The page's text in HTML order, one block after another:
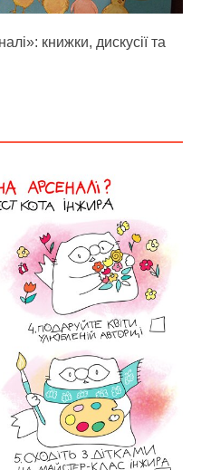
книжки, дискусії та